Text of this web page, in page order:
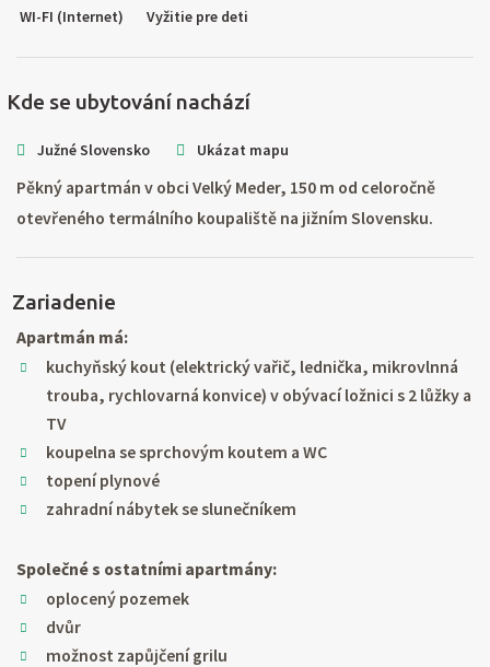
CZ SK
WI-FI (Internet)
Vyžitie pre deti
Kde se ubytování nachází
Južné Slovensko Ukázat mapu
Pěkný apartmán v obci Velký Meder, 150 m od celoročně
otevřeného termálního koupaliště na jižním Slovensku.
Zariadenie
Apartmán má:
kuchyňský kout (elektrický vařič, lednička, mikrovlnná
trouba, rychlovarná konvice) v obývací ložnici s 2 lůžky a
TV
koupelna se sprchovým koutem a WC
topení plynové
zahradní nábytek se slunečníkem
Společné s ostatními apartmány:
oplocený pozemek
dvůr
možnost zapůjčení grilu